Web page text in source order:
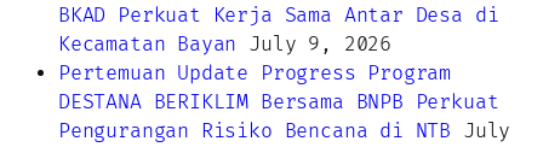
BKAD Perkuat Kerja Sama Antar Desa di
Kecamatan Bayan July 9, 2026
Pertemuan Update Progress Program
DESTANA BERIKLIM Bersama BNPB Perkuat
Pengurangan Risiko Bencana di NTB July